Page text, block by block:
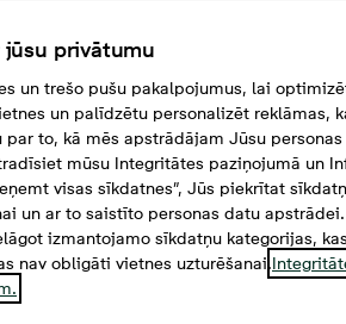
jūsu privātumu
un trešo pušu pakalpojumus, lai
un palīdzētu personalizēt reklāmas,
to, kā mēs apstrādājam Jūsu
mūsu Integritātes paziņojumā un
visas sīkdatnes”, Jūs piekrītat
un ar to saistīto personas datu
izmantojamo sīkdatņu kategorijas,
nav obligāti vietnes uzturēšanai.